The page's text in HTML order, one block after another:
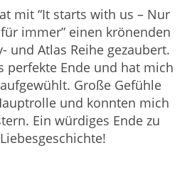
mit “It starts with us – Nur
immer” einen krönenden
und Atlas Reihe gezaubert.
perfekte Ende und hat mich
Große Gefühle
und konnten mich
Ein würdiges Ende zu